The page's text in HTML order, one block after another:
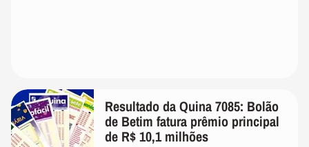
Resultado da Quina 7085: Bolão
de Betim fatura prêmio principal
de R$ 10,1 milhões